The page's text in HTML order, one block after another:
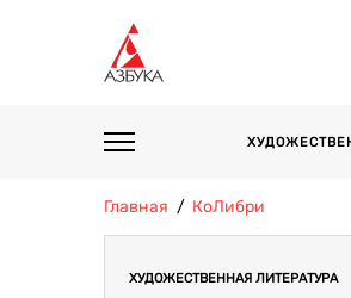
Главная КоЛибри
ХУДОЖЕСТВЕННАЯ ЛИТЕРАТУРА